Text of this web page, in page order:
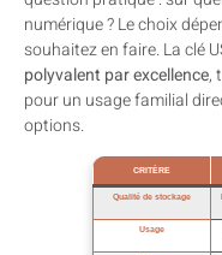
numérique ? Le choix
souhaitez en faire. La clé
polyvalent par excellence,
pour un usage familial
options.
CRITÈRE
Qualité de stockage
Usage